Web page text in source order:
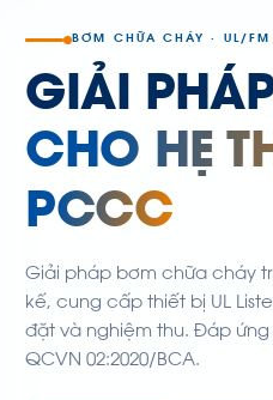
BƠM CHỮA CHÁY · UL/FM
GIẢI
CHO HỆ
PCCC
Giải pháp bơm chữa cháy
kế, cung cấp thiết bị UL
đặt và nghiệm thu. Đáp ứng
QCVN 02:2020/BCA.